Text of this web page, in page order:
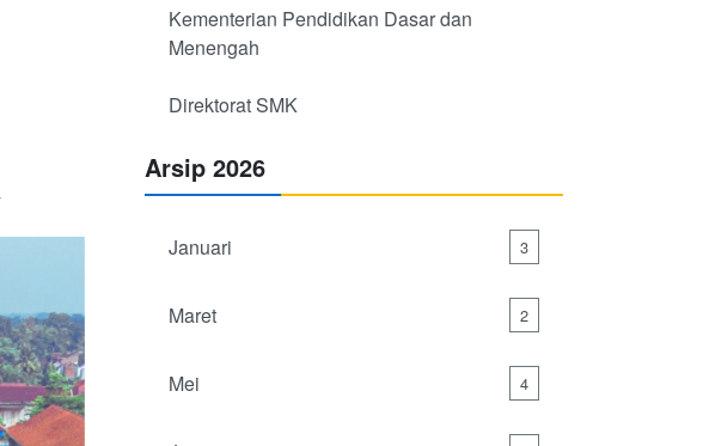
Kementerian Pendidikan Dasar dan
Menengah
Direktorat SMK
Arsip 2026
Januari 3
Maret 2
Mei 4